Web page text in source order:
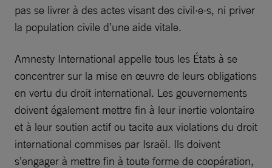
pas se livrer à des actes visant des civil·e·s, ni priver
la population civile d’une aide vitale.
Amnesty International appelle tous les États à se
concentrer sur la mise en œuvre de leurs obligations
en vertu du droit international. Les gouvernements
doivent également mettre fin à leur inertie volontaire
et à leur soutien actif ou tacite aux violations du droit
international commises par Israël. Ils doivent
s’engager à mettre fin à toute forme de coopération,